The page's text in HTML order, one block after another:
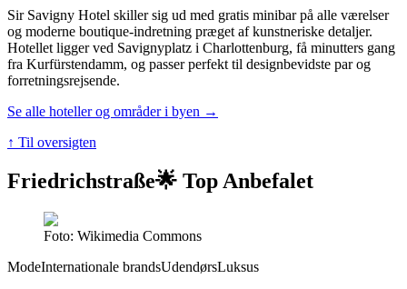
Sir Savigny Hotel skiller sig ud med gratis minibar på alle værelser
og moderne boutique-indretning præget af kunstneriske detaljer.
Hotellet ligger ved Savignyplatz i Charlottenburg, få minutters gang
fra Kurfürstendamm, og passer perfekt til designbevidste par og
forretningsrejsende.
Se alle hoteller og områder i byen →
↑ Til oversigten
Friedrichstraße🌟 Top Anbefalet
Foto: Wikimedia Commons
ModeInternationale brandsUdendørsLuksus